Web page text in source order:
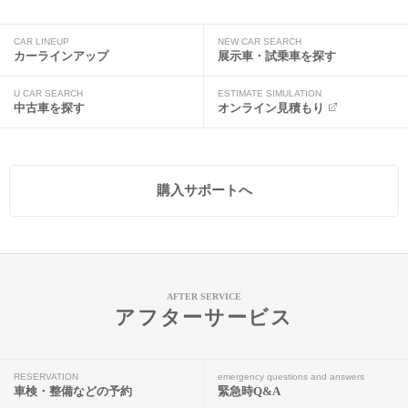
CAR LINEUP
カーラインアップ
NEW CAR SEARCH
展示車・試乗車を探す
U CAR SEARCH
中古車を探す
ESTIMATE SIMULATION
オンライン見積もり
購入サポートへ
AFTER SERVICE
アフターサービス
RESERVATION
車検・整備などの予約
emergency questions and answers
緊急時Q&A